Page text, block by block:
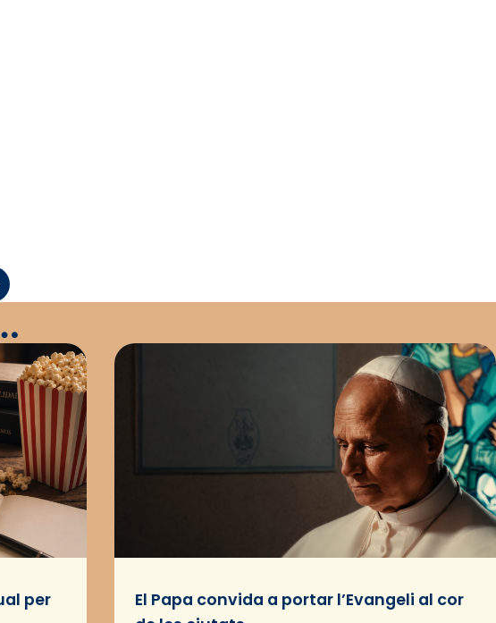
per
El Papa convida a portar l’Evangeli al cor